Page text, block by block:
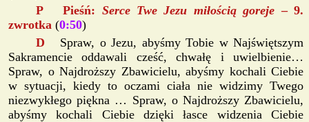
P Pieśń: Serce Twe Jezu miłością goreje– 9.
zwrotka (0:50)
D Spraw, o Jezu, abyśmy Tobie w Najświętszym
Sakramencie oddawali cześć, chwałę i uwielbienie…
Spraw, o Najdroższy Zbawicielu, abyśmy kochali Ciebie
w sytuacji, kiedy to oczami ciała nie widzimy Twego
niezwykłego piękna … Spraw, o Najdroższy Zbawicielu,
abyśmy kochali Ciebie dzięki łasce widzenia Ciebie